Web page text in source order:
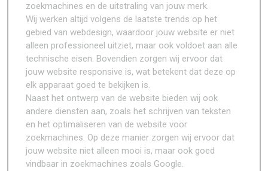
zoekmachines en de uitstraling van jouw merk.
Wij werken altijd volgens de laatste trends op het
gebied van webdesign, waardoor jouw website er niet
alleen professioneel uitziet, maar ook voldoet aan alle
technische eisen. Bovendien zorgen wij ervoor dat
jouw website responsive is, wat betekent dat deze op
elk apparaat goed te bekijken is.
Naast het ontwerp van de website bieden wij ook
andere diensten aan, zoals het schrijven van teksten
en het optimaliseren van de website voor
zoekmachines. Op deze manier zorgen wij ervoor dat
jouw website niet alleen mooi is, maar ook goed
vindbaar in zoekmachines zoals Google.